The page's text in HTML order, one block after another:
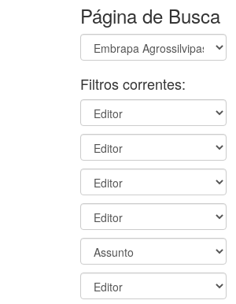
Página de Busca
Filtros correntes: